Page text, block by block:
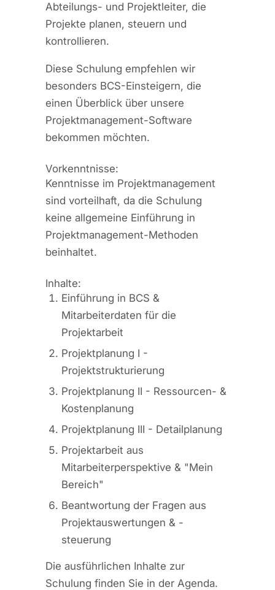
Abteilungs- und Projektleiter, die
Projekte planen, steuern und
kontrollieren.
Diese Schulung empfehlen wir
besonders BCS-Einsteigern, die
einen Überblick über unsere
Projektmanagement-Software
bekommen möchten.
Vorkenntnisse:
Kenntnisse im Projektmanagement
sind vorteilhaft, da die Schulung
keine allgemeine Einführung in
Projektmanagement-Methoden
beinhaltet.
Inhalte:
Einführung in BCS &
Mitarbeiterdaten für die
Projektarbeit
Projektplanung I -
Projektstrukturierung
Projektplanung II - Ressourcen- &
Kostenplanung
Projektplanung III - Detailplanung
Projektarbeit aus
Mitarbeiterperspektive & "Mein
Bereich"
Beantwortung der Fragen aus
Projektauswertungen & -
steuerung
Die ausführlichen Inhalte zur
Schulung finden Sie in der Agenda.